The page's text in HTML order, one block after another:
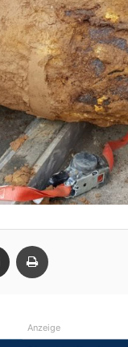
Teile per E-Mail
Anzeige